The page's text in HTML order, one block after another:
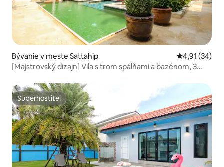
Bývanie v meste Sattahip Priemerné
4,91 (34)
[Majstrovský dizajn] Vila s trom spálňami a bazénom, 3
Superhostiteľ
Superhostiteľ